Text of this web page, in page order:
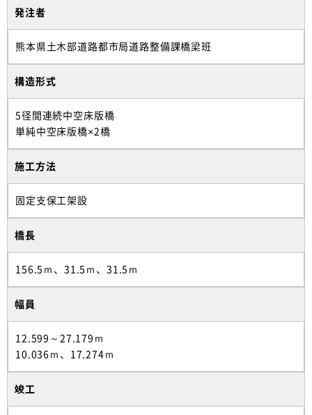
発注者
熊本県土木部道路都市局道路整備課橋梁班
構造形式
5径間連続中空床版橋
単純中空床版橋×2橋
施工方法
固定支保工架設
橋長
156.5ｍ、31.5ｍ、31.5ｍ
幅員
12.599～27.179ｍ
10.036ｍ、17.274ｍ
竣工